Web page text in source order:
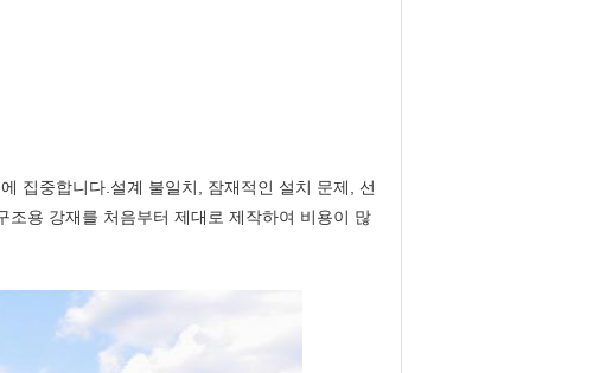
집중합니다.설계 불일치, 잠재적인 설치 문제, 선
용 강재를 처음부터 제대로 제작하여 비용이 많